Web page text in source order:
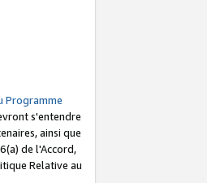
Programme
s'entendre
ainsi que
de l'Accord,
Relative au